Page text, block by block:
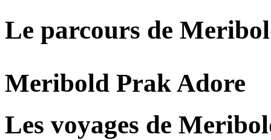
Le parcours de
Meribold Prak Adore
Les voyages de